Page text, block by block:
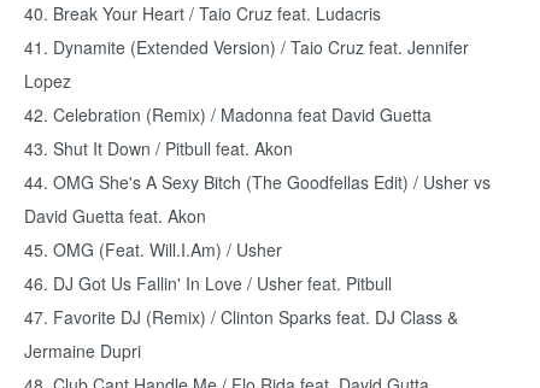
40. Break Your Heart / Taio Cruz feat. Ludacris
41. Dynamite (Extended Version) / Taio Cruz feat. Jennifer
Lopez
42. Celebration (Remix) / Madonna feat David Guetta
43. Shut It Down / Pitbull feat. Akon
44. OMG She's A Sexy Bitch (The Goodfellas Edit) / Usher vs
David Guetta feat. Akon
45. OMG (Feat. Will.I.Am) / Usher
46. DJ Got Us Fallin' In Love / Usher feat. Pitbull
47. Favorite DJ (Remix) / Clinton Sparks feat. DJ Class &
Jermaine Dupri